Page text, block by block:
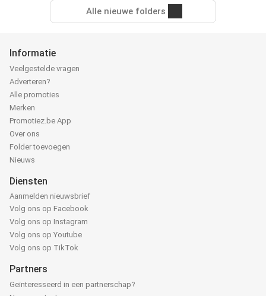
Alle nieuwe folders
Informatie
Veelgestelde vragen
Adverteren?
Alle promoties
Merken
Promotiez.be App
Over ons
Folder toevoegen
Nieuws
Diensten
Aanmelden nieuwsbrief
Volg ons op Facebook
Volg ons op Instagram
Volg ons op Youtube
Volg ons op TikTok
Partners
Geïnteresseerd in een partnerschap?